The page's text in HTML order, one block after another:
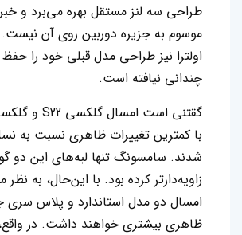
طراحی سه لنز مستقل بهره می‌برد و
اولترا نیز طراحی مدل قبلی خود را حفظ
چندانی نیافته است.
با کمترین تغییرات ظاهری نسبت به
شدند. سامسونگ تنها لبه‌های این دو
زاویه‌دارتر کرده بود. با این‌حال، به
امسال دو مدل استاندارد و پلاس سری
ظاهری بیشتری خواهند داشت. در